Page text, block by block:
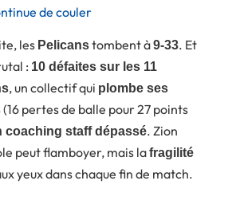
de couler
les Pelicanstombent à9-33. Et
: 10 défaites sur les 11
, un collectif qui plombe ses
(16 pertes de balle pour 27 points
coaching staff dépassé. Zion
peut flamboyer, mais lafragilité
yeux dans chaque fin de match.